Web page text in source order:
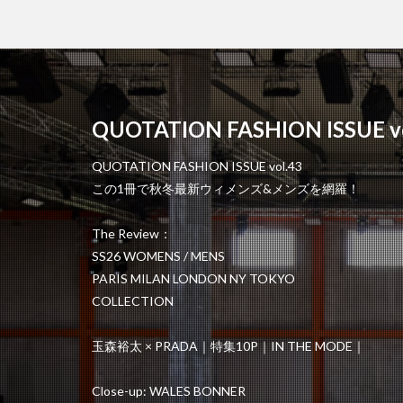
QUOTATION FASHION ISSUE
QUOTATION FASHION ISSUE vol.43
この1冊で秋冬最新ウィメンズ&メンズを網羅！
The Review：
SS26 WOMENS / MENS
PARIS MILAN LONDON NY TOKYO
COLLECTION
玉森裕太 × PRADA｜特集10P｜IN THE MODE｜
Close-up: WALES BONNER